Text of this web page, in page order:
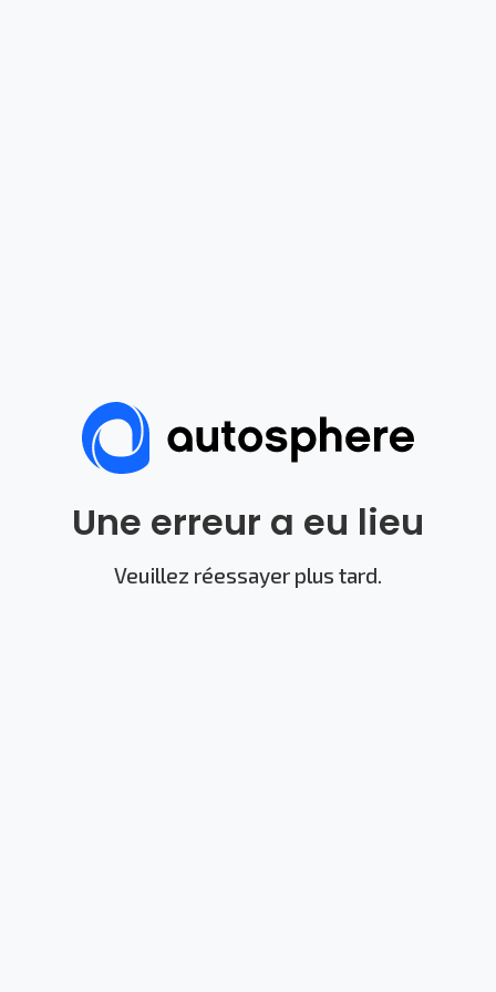
Une erreur a eu lieu
Veuillez réessayer plus tard.